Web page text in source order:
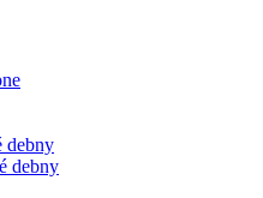
debny
debny